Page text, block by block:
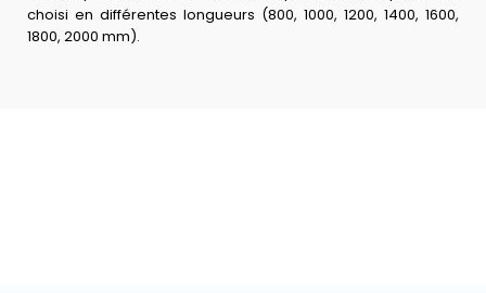
choisi en différentes longueurs (800, 1000, 1200, 1400, 1600,
1800, 2000 mm).